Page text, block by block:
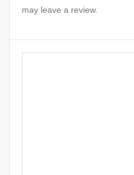
may leave a review.